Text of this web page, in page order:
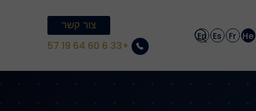
He
Fr
Es
En
צור קשר
+33 6 60 64 19 57